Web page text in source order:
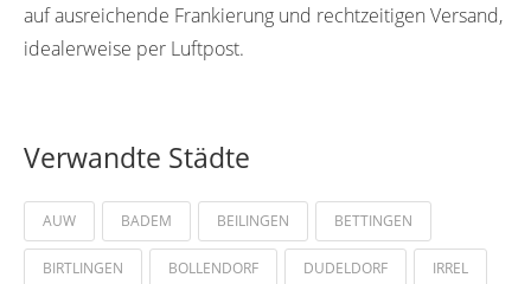
auf ausreichende Frankierung und rechtzeitigen Versand,
idealerweise per Luftpost.
Verwandte Städte
AUW BADEM BEILINGEN BETTINGEN
BIRTLINGEN BOLLENDORF DUDELDORF IRREL